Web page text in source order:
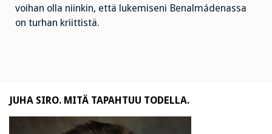
voihan olla niinkin, että lukemiseni Benalmádenassa
on turhan kriittistä.
JUHA SIRO. MITÄ TAPAHTUU TODELLA.